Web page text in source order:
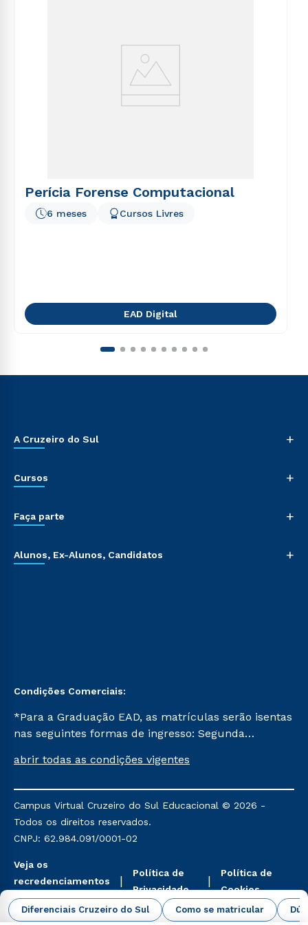
Diferenciais Cruzeiro do Sul Como se matricular
Perícia Forense Computacional
6 meses Cursos Livres
EAD Digital
A Cruzeiro do Sul +
Cursos +
Faça parte +
Alunos, Ex-Alunos, Candidatos +
Condições Comerciais:
*Para a Graduação EAD, as matrículas serão isentas
nas seguintes formas de ingresso: Segunda
Já para as demais, a taxa de matrícula será de R$
mencionadas são referentes aos cursos: Ensino
Religioso, Geografia para a Docência e Metodologia
do Ensino de História: Questões Atuais.
abrir todas as condições vigentes
Campus Virtual Cruzeiro do Sul Educacional © 2026 -
Todos os direitos reservados.
CNPJ: 62.984.091/0001-02
Veja os
recredenciamentos
aqui
Política de
Privacidade
Política de
Cookies